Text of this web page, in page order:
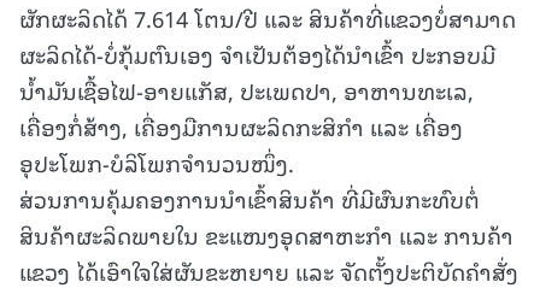
ຜັກຜະລິດໄດ້ 7.614 ໂຕນ/ປີ ແລະ ສິນຄ້າທີ່ແຂວງບໍ່ສາມາດ
ຜະລິດໄດ້-ບໍ່ກຸ້ມຕົນເອງ ຈຳເປັນຕ້ອງໄດ້ນໍາເຂົ້າ ປະກອບມີ
ນໍ້າມັນເຊື້ອໄຟ-ອາຍແກັສ, ປະເພດປາ, ອາຫານທະເລ,
ເຄື່ອງກໍ່ສ້າງ, ເຄື່ອງມືການຜະລິດກະສິກໍາ ແລະ ເຄື່ອງ
ອຸປະໂພກ-ບໍລິໂພກຈໍານວນໜຶ່ງ.
ສ່ວນການຄຸ້ມຄອງການນໍາເຂົ້າສິນຄ້າ ທີ່ມີຜົນກະທົບຕໍ່
ສິນຄ້າຜະລິດພາຍໃນ ຂະແໜງອຸດສາຫະກໍາ ແລະ ການຄ້າ
ແຂວງ ໄດ້ເອົາໃຈໃສ່ຜັນຂະຫຍາຍ ແລະ ຈັດຕັ້ງປະຕິບັດຄໍາສັ່ງ